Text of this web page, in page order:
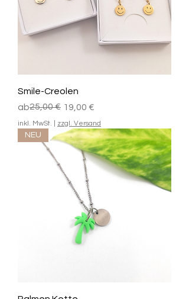
Smile-Creolen
ab
Standardpreis
25,00 € 19,00 €
Sale-Preis
inkl. MwSt. zzgl. Versand
NEU